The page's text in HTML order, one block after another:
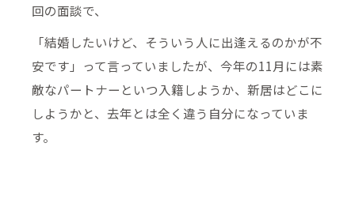
回の面談で、
「結婚したいけど、そういう人に出逢えるのかが不
安です」って言っていましたが、今年の11月には素
敵なパートナーといつ入籍しようか、新居はどこに
しようかと、去年とは全く違う自分になっていま
す。